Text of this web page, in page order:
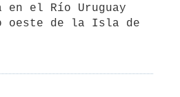
en el Río Uruguay
oeste de la Isla de